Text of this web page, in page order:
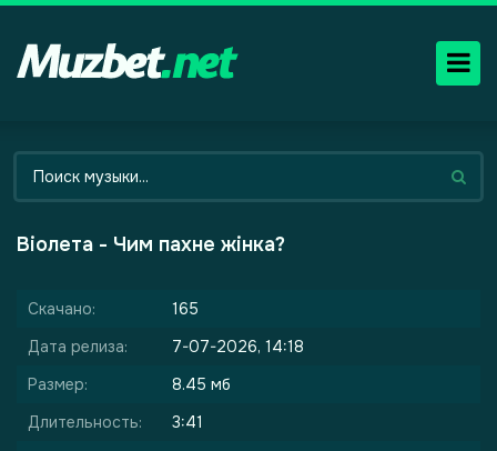
Віолета - Чим пахне жінка?
Скачано:
165
Дата релиза:
7-07-2026, 14:18
Размер:
8.45 мб
Длительность:
3:41